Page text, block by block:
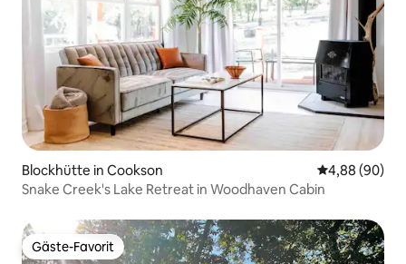
Blockhütte in Cookson
4,88 (90)
Snake Creek's Lake Retreat in Woodhaven Cabin
Gäste-Favorit
Gäste-Favorit